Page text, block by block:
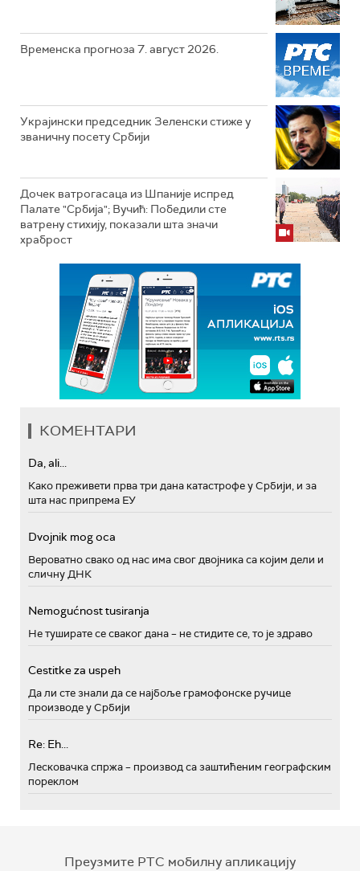
Временска прогноза 7. август 2026.
Украјински председник Зеленски стиже у
званичну посету Србији
Дочек ватрогасаца из Шпаније испред
Палате "Србија"; Вучић: Победили сте
ватрену стихију, показали шта значи
храброст
КОМЕНТАРИ
Da, ali...
Како преживети прва три дана катастрофе у Србији, и за
шта нас припрема ЕУ
Dvojnik mog oca
Вероватно свако од нас има свог двојника са којим дели и
сличну ДНК
Nemogućnost tusiranja
Не туширате се сваког дана – не стидите се, то је здраво
Cestitke za uspeh
Да ли сте знали да се најбоље грамофонске ручице
производе у Србији
Re: Eh...
Лесковачка спржа – производ са заштићеним географским
пореклом
Преузмите РТС мобилну апликацију